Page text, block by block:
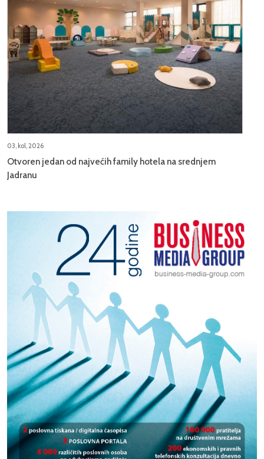
03, kol, 2026
Otvoren jedan od najvećih family hotela na srednjem
Jadranu